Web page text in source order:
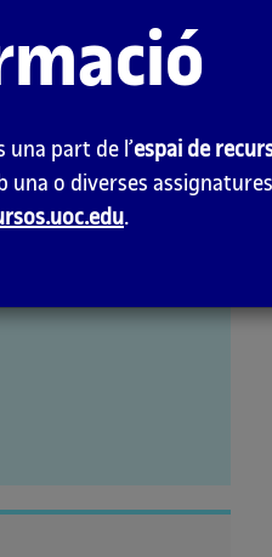
for
una part de l’espai de
una o diverses
.